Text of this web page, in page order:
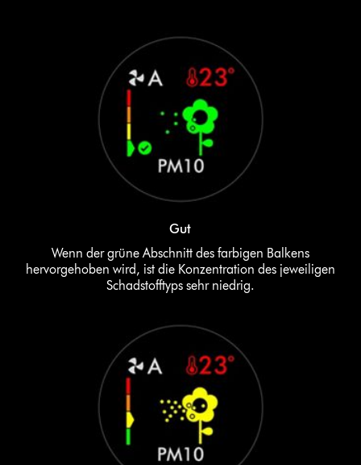
Gut
Wenn der grüne Abschnitt des farbigen Balkens
hervorgehoben wird, ist die Konzentration des jeweiligen
Schadstofftyps sehr niedrig.